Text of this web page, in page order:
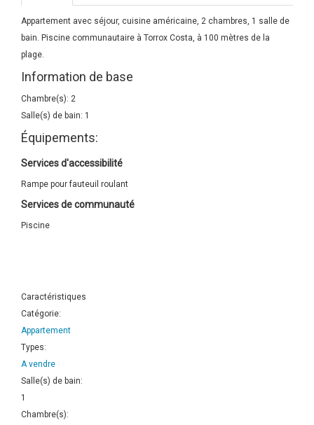
Appartement avec séjour, cuisine américaine, 2 chambres, 1 salle de
bain. Piscine communautaire à Torrox Costa, à 100 mètres de la
plage.
Information de base
Chambre(s): 2
Salle(s) de bain: 1
Équipements:
Services d'accessibilité
Rampe pour fauteuil roulant
Services de communauté
Piscine
Caractéristiques
Catégorie:
Appartement
Types:
A vendre
Salle(s) de bain:
1
Chambre(s):